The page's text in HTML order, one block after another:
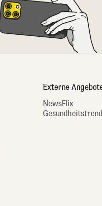
Externe
NewsFlix